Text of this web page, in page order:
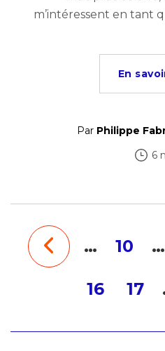
m’intéressent en tant
En
Par Philippe
6
… 10 …
16 17